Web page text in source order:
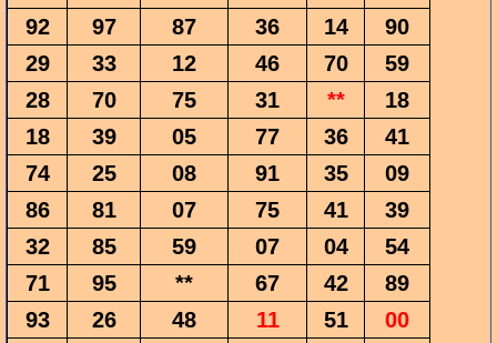
92
97 87 36 14
90
29
33 12 46 70
59
28
70 75 31 **
18
18
39 05 77 36
41
74
25 08 91 35
09
86
81 07 75 41
39
32
85 59 07 04
54
71
95 ** 67 42
89
93
26 48 11 51
00